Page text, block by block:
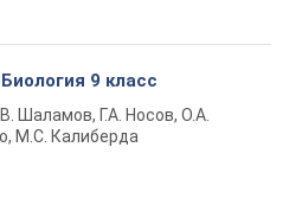
9 класс
Шаламов, Г.А. Носов, О.А.
М.С. Калиберда